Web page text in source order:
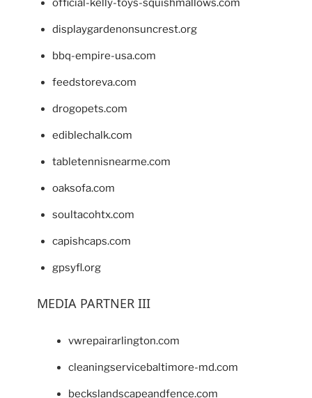
official-kelly-toys-squishmallows.com
displaygardenonsuncrest.org
bbq-empire-usa.com
feedstoreva.com
drogopets.com
ediblechalk.com
tabletennisnearme.com
oaksofa.com
soultacohtx.com
capishcaps.com
gpsyfl.org
MEDIA PARTNER III
vwrepairarlington.com
cleaningservicebaltimore-md.com
beckslandscapeandfence.com